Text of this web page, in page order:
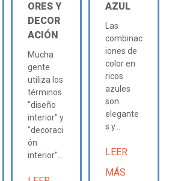
ORES Y
DECOR
ACIÓN
Mucha
gente
utiliza los
términos
"diseño
interior" y
"decoraci
ón
interior"...
AZUL
Las
combinac
iones de
color en
ricos
azules
son
elegante
s y...
LEER
MÁS